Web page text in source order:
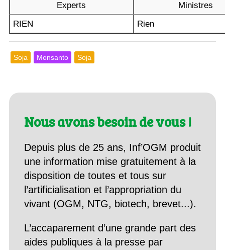
Experts
Ministres
RIEN
Rien
Soja Monsanto Soja
Nous avons besoin de vous !
Depuis plus de 25 ans, Inf’OGM produit
une information mise gratuitement à la
disposition de toutes et tous sur
l’artificialisation et l’appropriation du
vivant (OGM, NTG, biotech, brevet...).
L’accaparement d’une grande part des
aides publiques à la presse par